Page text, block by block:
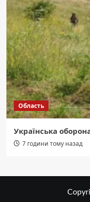
Область
Українська
7 години тому назад